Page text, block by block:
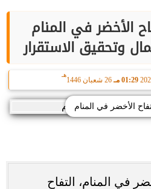
الأخضر في المنام
وتحقيق الاستقرار
01:29 مـ 26 شعبان 1446
هـ
الأخضر في المنام
في المنام، التفاح